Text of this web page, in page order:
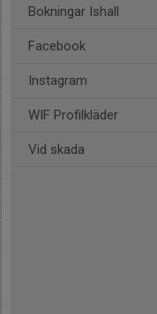
Bokningar Ishall
Facebook
Instagram
WIF Profilkläder
Vid skada